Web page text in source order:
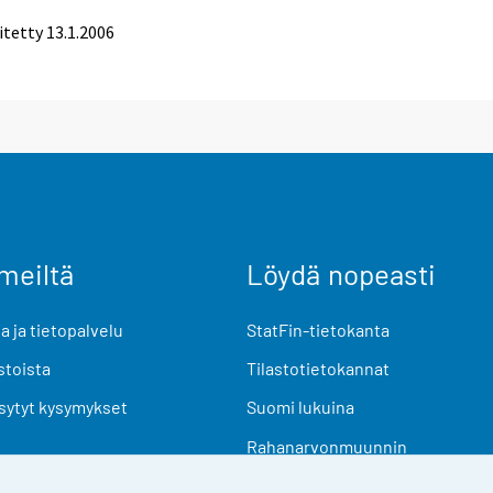
13.1.2006
ja tietopalvelu
kysymykset
Löydä nopeasti
StatFin-tietokanta
Tilastotietokannat
Suomi lukuina
Rahanarvonmuunnin